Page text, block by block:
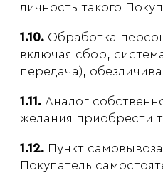
личность такого
1.10. Обработка
включая сбор,
передача),
1.11. Аналог
желания приобрести
1.12. Пункт
Покупатель